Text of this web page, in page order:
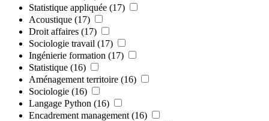
Statistique appliquée (17)
Acoustique (17)
Droit affaires (17)
Sociologie travail (17)
Ingénierie formation (17)
Statistique (16)
Aménagement territoire (16)
Sociologie (16)
Langage Python (16)
Encadrement management (16)